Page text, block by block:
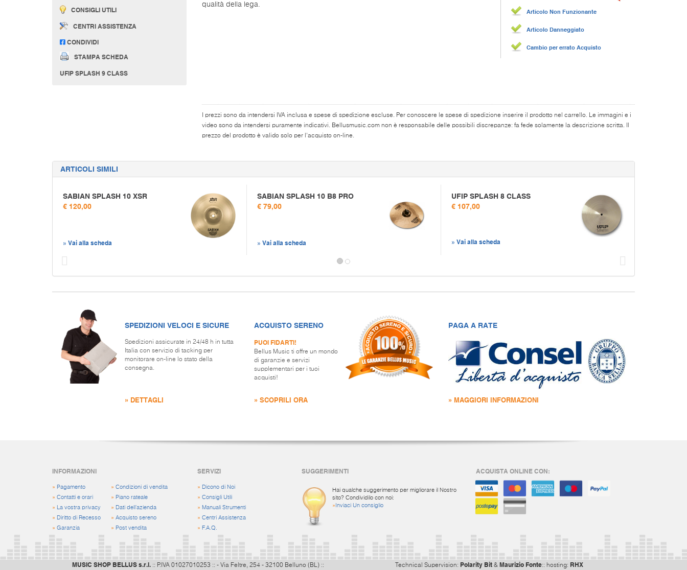
CONSIGLI UTILI
CENTRI ASSISTENZA
CONDIVIDI
STAMPA SCHEDA
UFIP SPLASH 9 CLASS
qualità della lega.
Articolo Non Funzionante
Articolo Danneggiato
Cambio per errato Acquisto
I prezzi sono da intendersi IVA inclusa e spese di spedizione escluse. Per conoscere le spese di spedizione inserire il prodotto nel carrello. Le immagini e i
video sono da intendersi puramente indicativi. Bellusmusic.com non è responsabile delle possibili discrepanze: fa fede solamente la descrizione scritta. Il
prezzo del prodotto è valido solo per l'acquisto on-line.
ARTICOLI SIMILI
SABIAN SPLASH 10 XSR
€ 120,00
» Vai alla scheda
SABIAN SPLASH 10 B8 PRO
€ 79,00
» Vai alla scheda
UFIP SPLASH 8 CLASS
€ 107,00
» Vai alla scheda
SPEDIZIONI VELOCI E SICURE
Spedizioni assicurate in 24/48 h in tutta
Italia con servizio di tacking per
monitorare on-line lo stato della
consegna.
» DETTAGLI
ACQUISTO SERENO
PUOI FIDARTI!
Bellus Music ti offre un mondo
di garanzie e servizi
supplementari per i tuoi
acquisti!
» SCOPRILI ORA
PAGA A RATE
» MAGGIORI INFORMAZIONI
INFORMAZIONI
» Pagamento
» Contatti e orari
»
La vostra privacy
» Diritto di Recesso
» Garanzia
» Condizioni di vendita
» Piano rateale
» Dati dell'azienda
» Acquisto sereno
» Post vendita
SERVIZI
» Dicono di Noi
»Consigli Utili
» Manuali Strumenti
»Centri Assistenza
» F.A.Q.
SUGGERIMENTI
Hai qualche suggerimento per migliorare il Nostro
sito? Condividilo con noi:
» Inviaci Un consiglio
ACQUISTA ONLINE CON:
MUSIC SHOP BELLUS s.r.l.:: P.IVA 01027010253 :: - Via Feltre, 254 - 32100 Belluno (BL) :: Technical Supervision: Polarity Bit & Maurizio Fonte:: hosting: RHX